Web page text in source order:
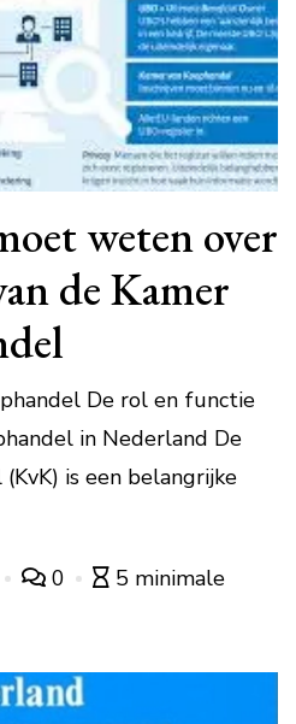
weten over
de Kamer
De rol en functie
in Nederland De
is een belangrijke
0
5 minimale